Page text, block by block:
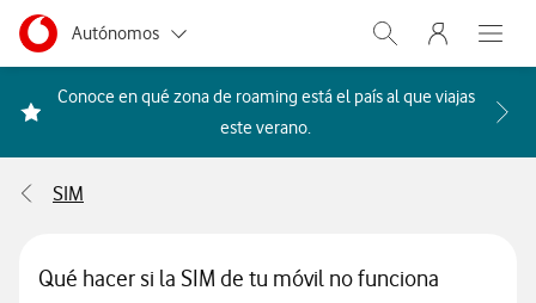
Ir a la pagina principal de vodafone.es
Menu navegación Segmento
Autónomos
Pymes
Abrir buscador.
Menu
Abre
Conoce en qué zona de roaming está el país al que viajas
este verano. Acceder a la FAQ Qué
SIM
Qué hacer si la SIM de tu móvil no funciona